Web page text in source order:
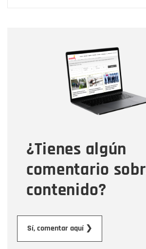
¿Tienes algún
comentario
contenido?
Sí, comentar aquí ❯
Correo electrónico
Tipo de comentario
Mensaje